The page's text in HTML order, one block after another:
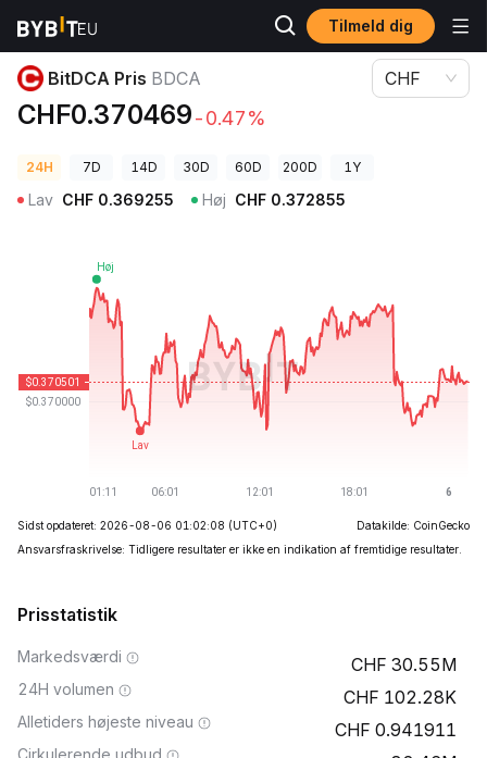
Tilmeld dig
Kryptopriser
BitDCA Pris BDCA
CHF0.370469-0.47%
CHF
24H 7D 14D 30D 60D 200D 1Y
Lav CHF 0.369255 Høj CHF 0.372855
Sidst opdateret: 2026-08-06 01:02:08 (UTC+0)
Datakilde: CoinGecko
Ansvarsfraskrivelse: Tidligere resultater er ikke en indikation af fremtidige resultater.
Prisstatistik
Markedsværdi 30.55M
24H volumen 102.28K
Alletiders højeste niveau 0.941911
Cirkulerende udbud